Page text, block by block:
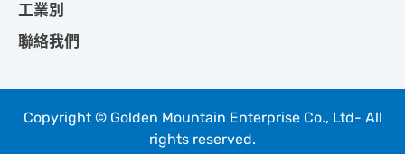
工業別
聯絡我們
Copyright © Golden Mountain Enterprise Co., Ltd- All
rights reserved.